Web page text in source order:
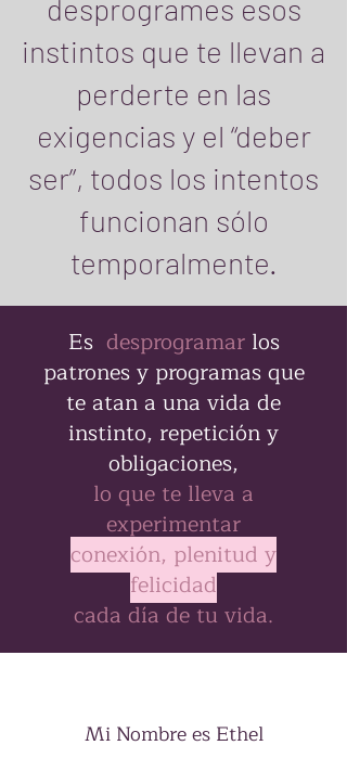
desprogrames esos
instintos que te llevan a
perderte en las
exigencias y el “deber
ser”, todos los intentos
funcionan sólo
temporalmente.
Es desprogramarlos
patrones y programas que
te atan a una vida de
instinto, repetición y
obligaciones,
lo que te lleva a
experimentar
conexión, plenitud y
felicidad
cada día de tu vida.
Mi Nombre es Ethel